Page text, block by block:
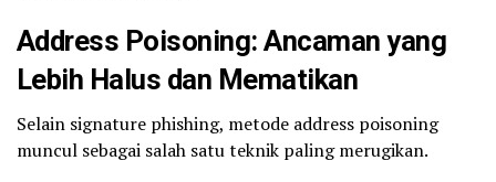
Address Poisoning: Ancaman yang
Lebih Halus dan Mematikan
Selain signature phishing, metode address poisoning
muncul sebagai salah satu teknik paling merugikan.